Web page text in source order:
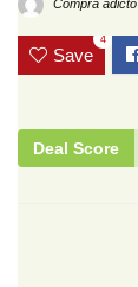
Compra adicto
Save
4
Deal Score